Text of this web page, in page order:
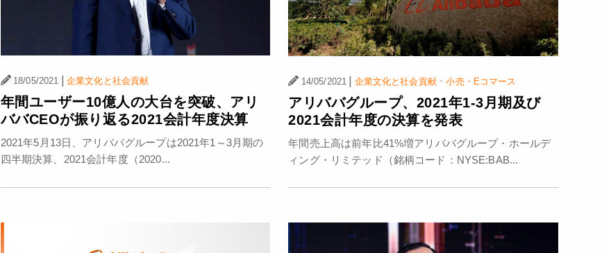
18/05/2021 | 企業文化と社会貢献
年間ユーザー10億人の大台を突破、アリ
ババCEOが振り返る2021会計年度決算
2021年5月13日、アリババグループは2021年1～3月期の
四半期決算、2021会計年度（2020...
14/05/2021 | 企業文化と社会貢献·小売・Eコマース
アリババグループ、2021年1-3月期及び
2021会計年度の決算を発表
年間売上高は前年比41%増アリババグループ・ホールデ
ィング・リミテッド（銘柄コード：NYSE:BAB...